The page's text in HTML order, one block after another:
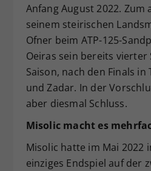
Anfang August 2022. Zum
seinem steirischen
Ofner beim ATP-125-
Oeiras sein bereits
Saison, nach den Finals in
und Zadar. In der
aber diesmal Schluss.
Misolic macht es
Misolic hatte im Mai 2022
einziges Endspiel auf der
hat.